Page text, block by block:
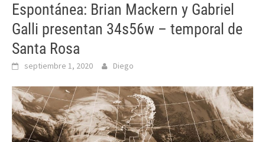
Espontánea: Brian Mackern y Gabriel
Galli presentan 34s56w – temporal de
Santa Rosa
septiembre 1, 2020 Diego